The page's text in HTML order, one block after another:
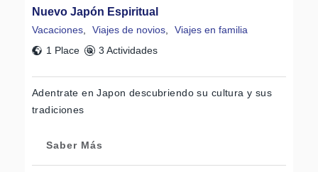
Nuevo Japón Espiritual
Vacaciones Viajes de novios
Viajes en familia
1 Place
3 Actividades
Adentrate en Japon descubriendo su cultura y sus
tradiciones
Saber Más